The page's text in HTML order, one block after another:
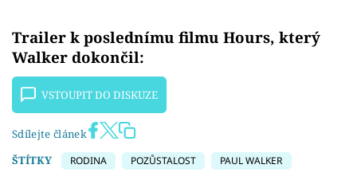
Trailer k poslednímu filmu Hours, který
Walker dokončil:
VSTOUPIT DO DISKUZE
Sdílejte článek
ŠTÍTKY
RODINA POZŮSTALOST PAUL WALKER